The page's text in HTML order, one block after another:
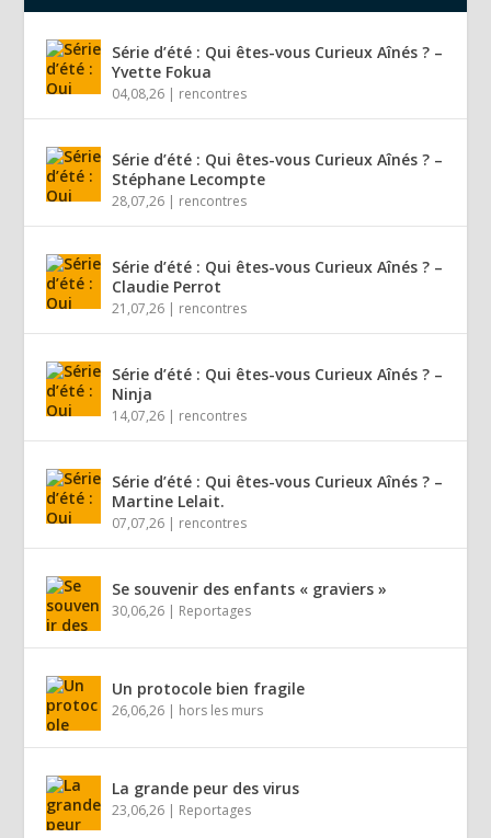
Série d’été : Qui êtes-vous Curieux Aînés ? –
Yvette Fokua
04,08,26 | rencontres
Série d’été : Qui êtes-vous Curieux Aînés ? –
Stéphane Lecompte
28,07,26 | rencontres
Série d’été : Qui êtes-vous Curieux Aînés ? –
Claudie Perrot
21,07,26 | rencontres
Série d’été : Qui êtes-vous Curieux Aînés ? –
Ninja
14,07,26 | rencontres
Série d’été : Qui êtes-vous Curieux Aînés ? –
Martine Lelait.
07,07,26 | rencontres
Se souvenir des enfants « graviers »
30,06,26 | Reportages
Un protocole bien fragile
26,06,26 | hors les murs
La grande peur des virus
23,06,26 | Reportages